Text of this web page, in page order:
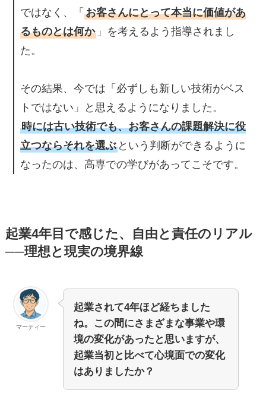
ではなく、「お客さんにとって本当に価値があ
るものとは何か 」を考えるよう指導されまし
た。
その結果、今では「必ずしも新しい技術がベス
トではない」と思えるようになりました。
時には古い技術でも、お客さんの課題解決に役
立つならそれを選ぶ という判断ができるように
なったのは、高専での学びがあってこそです。
起業4年目で感じた、自由と責任のリアル
──理想と現実の境界線
マーティー
起業されて4年ほど経ちました
ね。この間にさまざまな事業や環
境の変化があったと思いますが、
起業当初と比べて心境面での変化
はありましたか？